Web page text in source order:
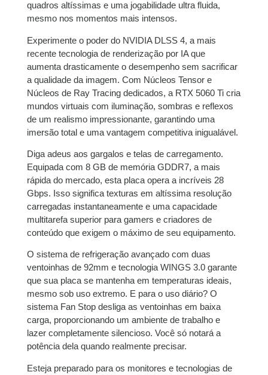
juros
9x deR$398,74com
juros
R$3.588,66
10x deR$360,53com
juros
R$ 3.605,30
11x deR$330,89com
juros
R$3.639,79
12x de 306,19com
R$3.674,28
quadros altíssimas e uma jogabilidade ultra fluida,
mesmo nos momentos mais intensos.
Experimente o poder do NVIDIA DLSS 4, a mais
recente tecnologia de renderização por IA que
aumenta drasticamente o desempenho sem sacrificar
a qualidade da imagem. Com Núcleos Tensor e
Núcleos de Ray Tracing dedicados, a RTX 5060 Ti cria
mundos virtuais com iluminação, sombras e reflexos
de um realismo impressionante, garantindo uma
imersão total e uma vantagem competitiva inigualável.
Diga adeus aos gargalos e telas de carregamento.
Equipada com 8 GB de memória GDDR7, a mais
rápida do mercado, esta placa opera a incríveis 28
Gbps. Isso significa texturas em altíssima resolução
carregadas instantaneamente e uma capacidade
multitarefa superior para gamers e criadores de
conteúdo que exigem o máximo de seu equipamento.
O sistema de refrigeração avançado com duas
ventoinhas de 92mm e tecnologia WINGS 3.0 garante
que sua placa se mantenha em temperaturas ideais,
mesmo sob uso extremo. E para o uso diário? O
sistema Fan Stop desliga as ventoinhas em baixa
carga, proporcionando um ambiente de trabalho e
lazer completamente silencioso. Você só notará a
potência dela quando realmente precisar.
Esteja preparado para os monitores e tecnologias de